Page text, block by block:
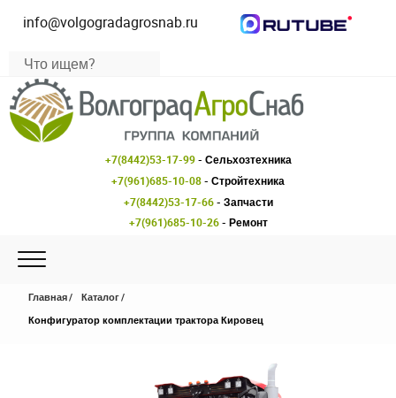
info@volgogradagrosnab.ru
+7(8442)53-17-99- Сельхозтехника
+7(961)685-10-08- Стройтехника
+7(8442)53-17-66- Запчасти
+7(961)685-10-26- Ремонт
Главная
Каталог
Конфигуратор комплектации трактора Кировец